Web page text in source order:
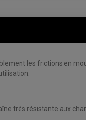
les frictions en
très résistante aux